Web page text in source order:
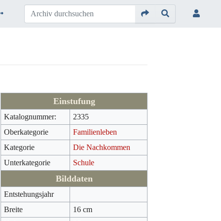
Einstufung
Katalognummer:
2335
Oberkategorie
Familienleben
Kategorie
Die Nachkommen
Unterkategorie
Schule
Bilddaten
Entstehungsjahr
Breite
16 cm